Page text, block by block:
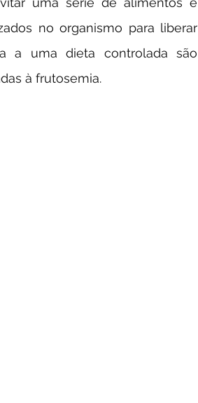
no organismo para liberar
a uma dieta controlada são
à frutosemia.